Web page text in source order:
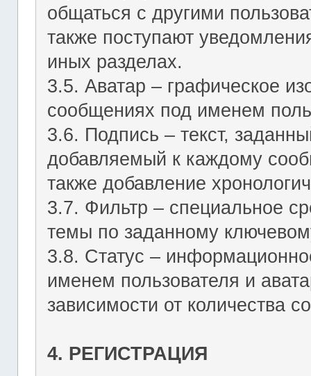
общаться с другими
также поступают
иных разделах.
3.5. Аватар – графическое
сообщениях под именем
3.6. Подпись – текст,
добавляемый к каждому
также добавление
3.7. Фильтр – специальное
темы по заданному
3.8. Статус –
именем пользователя и
зависимости от количества
4. РЕГИСТРАЦИЯ